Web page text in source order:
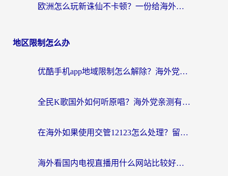
欧洲怎么玩新诛仙不卡顿？一份给海外游子的国服游戏畅玩指南
地区限制怎么办
优酷手机app地域限制怎么解除？海外党亲测有效的追剧方案
全民K歌国外如何听原唱？海外党亲测有效的回国加速器选择指南
在海外如果使用交管12123怎么处理？留学生亲测有效的回国加速方案
海外看国内电视直播用什么网站比较好？一篇解决你所有追剧难题的实用指南